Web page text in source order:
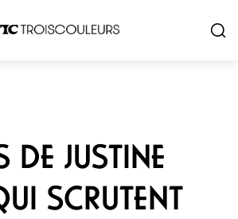
DE JUSTINE
SCRUTENT